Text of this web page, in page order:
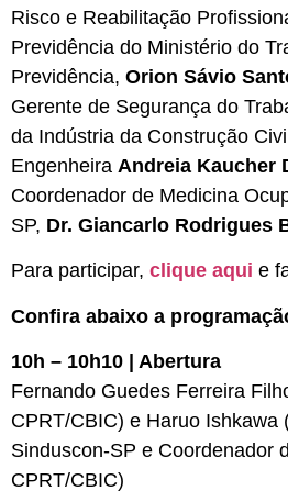
Risco e Reabilitação
Previdência do Ministério do
Previdência, Orion Sávio
Gerente de Segurança do
da Indústria da Construção
Engenheira Andreia Kaucher
Coordenador de Medicina
SP, Dr. Giancarlo Rodrigues
Para participar, clique aqui e
Confira abaixo a
10h – 10h10 | Abertura
Fernando Guedes Ferreira
CPRT/CBIC) e Haruo Ishkawa
Sinduscon-SP e Coordenador
CPRT/CBIC)